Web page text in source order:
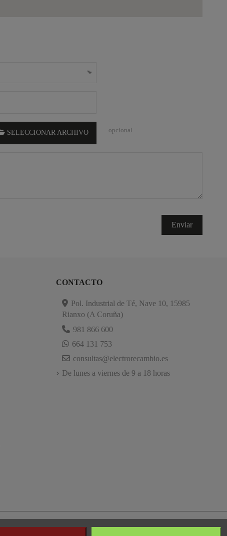
SELECCIONAR ARCHIVO opcional
CONTACTO
Pol. Industrial de Té, Nave 10, 15985
Rianxo (A Coruña)
981 866 600
664 131 753
consultas@electrorecambio.es
De lunes a viernes de 9 a 18 horas